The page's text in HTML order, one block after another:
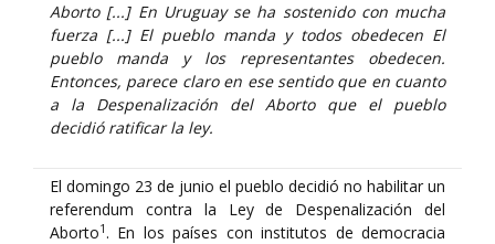
Aborto [...] En Uruguay se ha sostenido con mucha
fuerza [...] El pueblo manda y todos obedecen El
pueblo manda y los representantes obedecen.
Entonces, parece claro en ese sentido que en cuanto
a la Despenalización del Aborto que el pueblo
decidió ratificar la ley.
El domingo 23 de junio el pueblo decidió no habilitar un
referendum contra la Ley de Despenalización del
Aborto1 . En los países con institutos de democracia